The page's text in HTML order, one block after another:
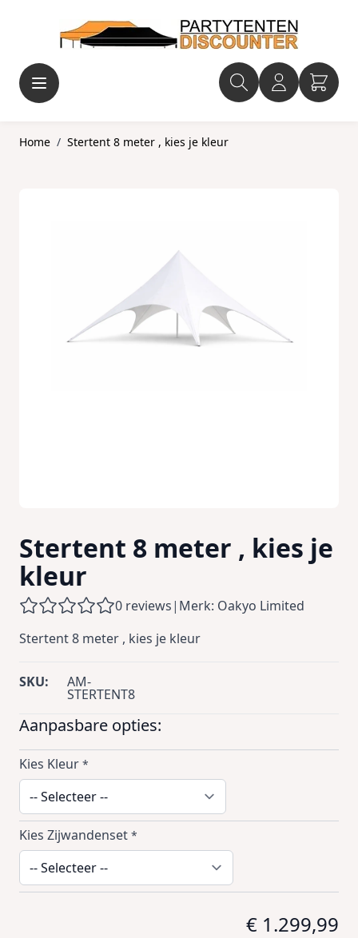
Home / Stertent 8 meter , kies je kleur
Stertent 8 meter , kies je
kleur
0 reviews| Merk: Oakyo Limited
Stertent 8 meter , kies je kleur
SKU: AM-
STERTENT8
Aanpasbare opties:
Kies Kleur *
Kies Zijwandenset *
€ 1.299,99